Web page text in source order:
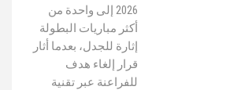
2026 إلى واحدة من
أكثر مباريات البطولة
إثارة للجدل، بعدما أثار
قرار إلغاء هدف
للفراعنة عبر تقنية